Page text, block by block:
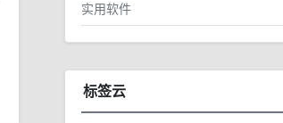
实用软件
标签云